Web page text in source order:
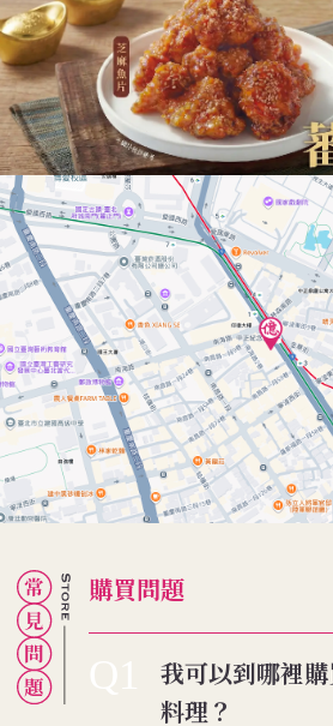
購買問題
我可以到哪裡
料理？